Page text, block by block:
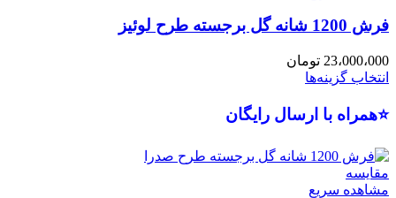
فرش 1200 شانه گل برجسته طرح لوئیز
23،000،000 تومان
انتخاب گزینه‌ها
⭐همراه با ارسال رایگان
مقایسه
مشاهده سریع